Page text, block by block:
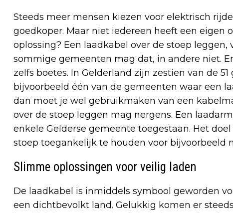
Steeds meer mensen kiezen voor elektrisch
goedkoper. Maar niet iedereen heeft een eigen
oplossing? Een laadkabel over de stoep leggen,
sommige gemeenten mag dat, in andere niet.
zelfs boetes. In Gelderland zijn zestien van de
bijvoorbeeld één van de gemeenten waar een
dan moet je wel gebruikmaken van een
over de stoep leggen mag nergens. Een
enkele Gelderse gemeente toegestaan. Het
stoep toegankelijk te houden voor bijvoorbeeld
Slimme oplossingen voor veilig laden
De laadkabel is inmiddels symbool geworden
een dichtbevolkt land. Gelukkig komen er